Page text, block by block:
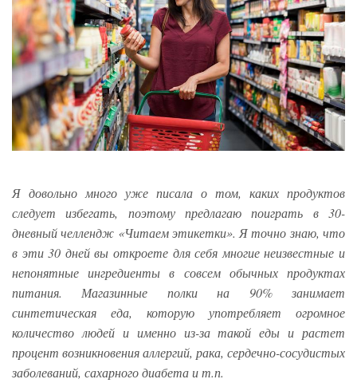
Я довольно много уже писала о том, каких продуктов
следует избегать, поэтому предлагаю поиграть в 30-
дневный челлендж «Читаем этикетки». Я точно знаю, что
в эти 30 дней вы откроете для себя многие неизвестные и
непонятные ингредиенты в совсем обычных продуктах
питания. Магазинные полки на 90% занимает
синтетическая еда, которую употребляет огромное
количество людей и именно из-за такой еды и растет
процент возникновения аллергий, рака, сердечно-сосудистых
заболеваний, сахарного диабета и т.п.